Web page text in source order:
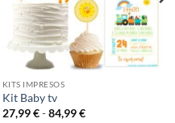
KITS IMPRESOS
Kit Baby tv
27,99€ - 84,99€Rango